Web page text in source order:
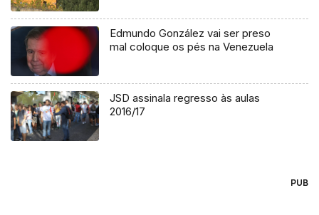
Edmundo González vai ser preso
mal coloque os pés na Venezuela
JSD assinala regresso às aulas
2016/17
PUB